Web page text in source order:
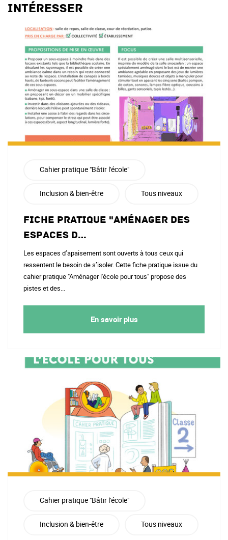
intéresser
Cahier pratique "Bâtir l'école"
Inclusion & bien-être Tous niveaux
Fiche pratique "Aménager des
espaces d…
Les espaces d’apaisement sont ouverts à tous ceux qui
ressentent le besoin de s’isoler. Cette fiche pratique issue du
cahier pratique "Aménager l'école pour tous" propose des
pistes et des...
En savoir plus
Cahier pratique "Bâtir l'école"
Inclusion & bien-être Tous niveaux